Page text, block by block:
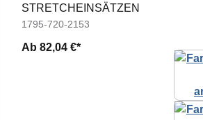
STRETCHEINSÄTZEN
1795-720-2153
Ab 82,04 €*